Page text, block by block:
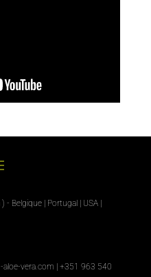
- Belgique | Portugal | USA |
aloe-vera.com | +351 963 540